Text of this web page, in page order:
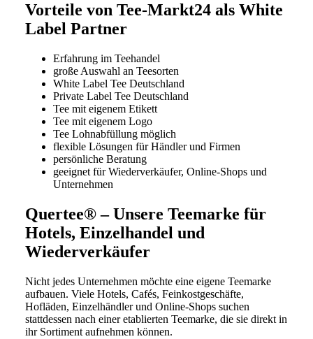
Vorteile von Tee-Markt24 als White
Label Partner
Erfahrung im Teehandel
große Auswahl an Teesorten
White Label Tee Deutschland
Private Label Tee Deutschland
Tee mit eigenem Etikett
Tee mit eigenem Logo
Tee Lohnabfüllung möglich
flexible Lösungen für Händler und Firmen
persönliche Beratung
geeignet für Wiederverkäufer, Online-Shops und
Unternehmen
Quertee® – Unsere Teemarke für
Hotels, Einzelhandel und
Wiederverkäufer
Nicht jedes Unternehmen möchte eine eigene Teemarke
aufbauen. Viele Hotels, Cafés, Feinkostgeschäfte,
Hofläden, Einzelhändler und Online-Shops suchen
stattdessen nach einer etablierten Teemarke, die sie direkt in
ihr Sortiment aufnehmen können.